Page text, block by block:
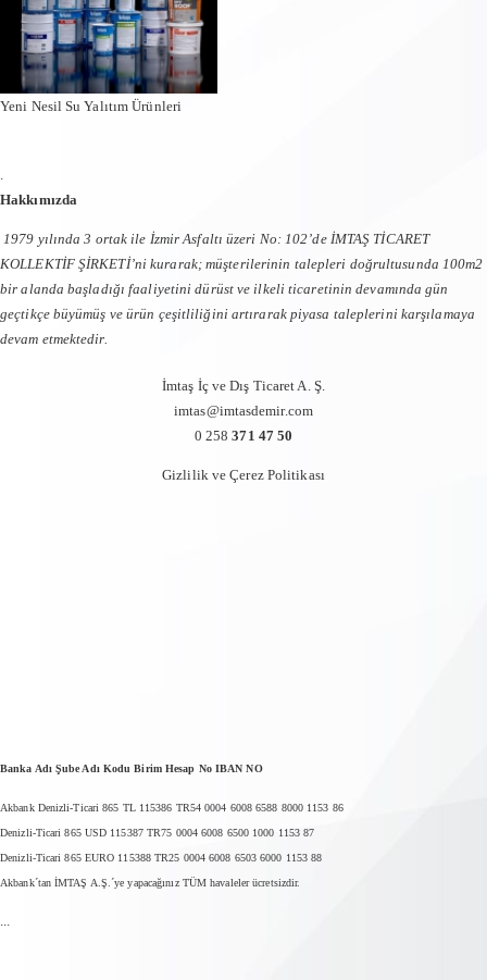
Yeni Nesil Su Yalıtım Ürünleri
.
Hakkımızda
1979 yılında 3 ortak ile İzmir Asfaltı üzeri No: 102’de İMTAŞ TİCARET
KOLLEKTİF ŞİRKETİ’ni kurarak; müşterilerinin talepleri doğrultusunda 100m2
bir alanda başladığı faaliyetini dürüst ve ilkeli ticaretinin devamında gün
geçtikçe büyümüş ve ürün çeşitliliğini artırarak piyasa taleplerini karşılamaya
devam etmektedir.
İmtaş İç ve Dış Ticaret A. Ş.
imtas@imtasdemir.com
0 258371 47 50
Gizlilik ve Çerez Politikası
Banka Adı Şube Adı Kodu Birim Hesap No IBAN NO
Akbank Denizli-Ticari 865 TL 115386 TR54 0004 6008 6588 8000 1153 86
Denizli-Ticari 865 USD 115387 TR75 0004 6008 6500 1000 1153 87
Denizli-Ticari 865 EURO 115388 TR25 0004 6008 6503 6000 1153 88
Akbank´tan İMTAŞ A.Ş.´ye yapacağınız TÜM havaleler ücretsizdir.